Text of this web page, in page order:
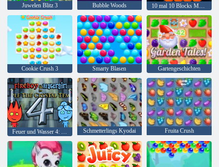
Juwelen Blitz 3 Bubble Woods 10 mal 10 Blocks Match
Cookie Crush 3 Smarty Blasen Gartengeschichten
Schmetterlings Kyodai Fruita Crush